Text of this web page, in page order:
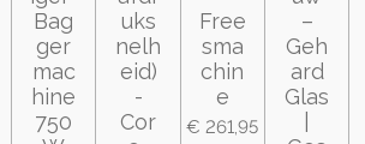
Bag
ger
mac
hine
750
uks
nelh
eid)
-
Cor
Free
sma
chin
e
€ 261,95
–
Geh
ard
Glas